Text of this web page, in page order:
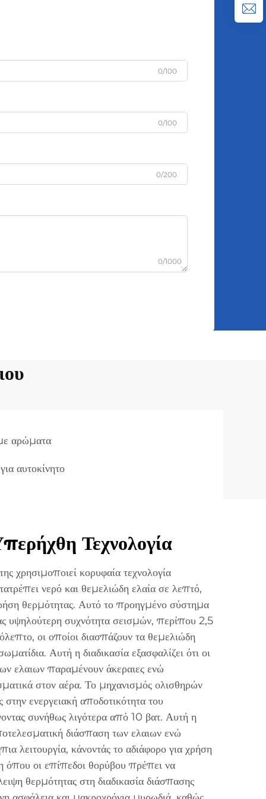
0/100
0/100
0/200
0/1000
αρώματα
αυτοκίνητο
Τεχνολογία
χρησιμοποιεί κορυφαία τεχνολογία
νερό και θεμελιώδη ελαία σε λεπτό,
θερμότητας. Αυτό το προηγμένο σύστημα
υψηλούτερη συχνότητα σεισμών, περίπου 2,5
οι οποίοι διασπάζουν τα θεμελιώδη
Αυτή η διαδικασία εξασφαλίζει ότι οι
ελαιων παραμένουν άκεραιες ενώ
στον αέρα. Το μηχανισμός ολισθηρών
ενεργειακή αποδοτικότητα του
συνήθως λιγότερα από 10 βατ. Αυτή η
διάσπαση των ελαιων ενώ
λειτουργία, κάνοντάς το αδιάφορο για χρήση
όπου οι επίπεδοι θορύβου πρέπει να
θερμότητας στη διαδικασία διάσπασης